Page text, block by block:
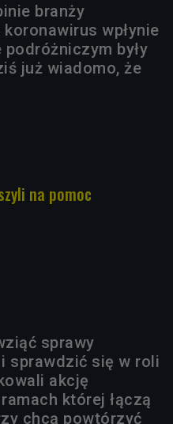
branży
wpłynie
były
już wiadomo, że
na pomoc
sprawy
sprawdzić się w roli
akcję
której łączą
chcą powtórzyć